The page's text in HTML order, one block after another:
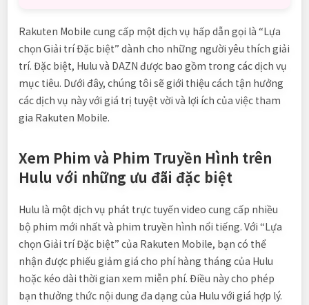
Rakuten Mobile cung cấp một dịch vụ hấp dẫn gọi là “Lựa
chọn Giải trí Đặc biệt” dành cho những người yêu thích giải
trí. Đặc biệt, Hulu và DAZN được bao gồm trong các dịch vụ
mục tiêu. Dưới đây, chúng tôi sẽ giới thiệu cách tận hưởng
các dịch vụ này với giá trị tuyệt vời và lợi ích của việc tham
gia Rakuten Mobile.
Xem Phim và Phim Truyền Hình trên
Hulu với những ưu đãi đặc biệt
Hulu là một dịch vụ phát trực tuyến video cung cấp nhiều
bộ phim mới nhất và phim truyền hình nổi tiếng. Với “Lựa
chọn Giải trí Đặc biệt” của Rakuten Mobile, bạn có thể
nhận được phiếu giảm giá cho phí hàng tháng của Hulu
hoặc kéo dài thời gian xem miễn phí. Điều này cho phép
bạn thưởng thức nội dung đa dạng của Hulu với giá hợp lý.